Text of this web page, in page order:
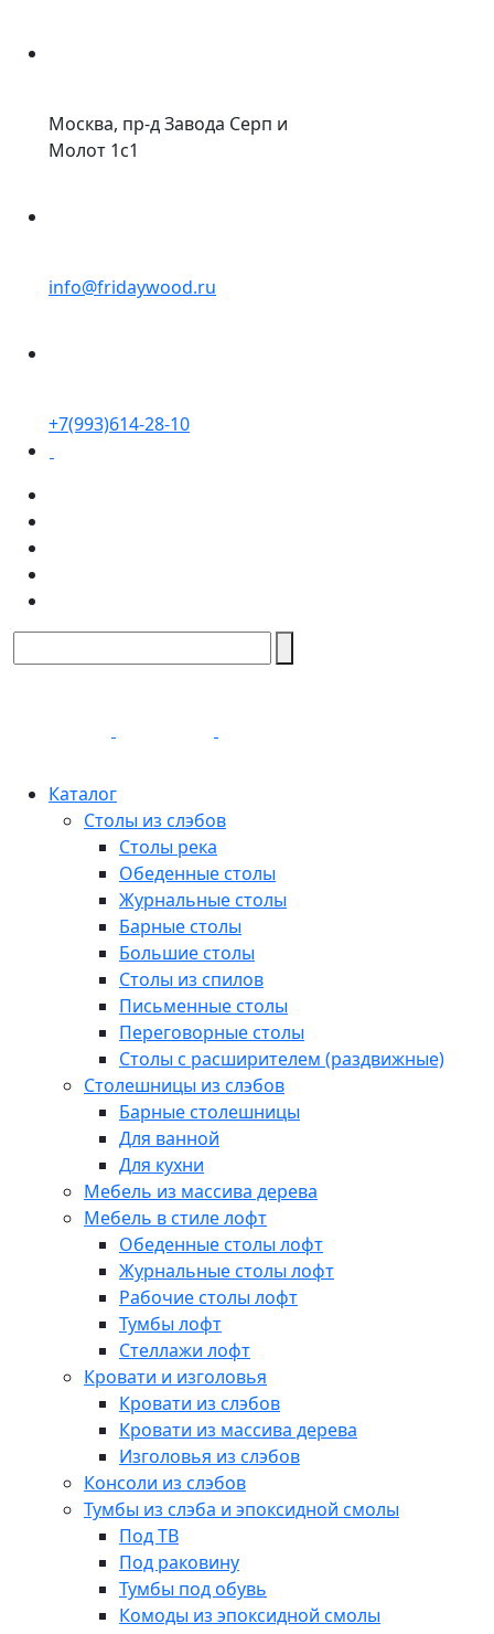
Москва, пр-д Завода Серп и
Молот 1с1
info@fridaywood.ru
+7(993)614-28-10
Каталог
Столы из слэбов
Столы река
Обеденные столы
Журнальные столы
Барные столы
Большие столы
Столы из спилов
Письменные столы
Переговорные столы
Столы с расширителем (раздвижные)
Столешницы из слэбов
Барные столешницы
Для ванной
Для кухни
Мебель из массива дерева
Мебель в стиле лофт
Обеденные столы лофт
Журнальные столы лофт
Рабочие столы лофт
Тумбы лофт
Стеллажи лофт
Кровати и изголовья
Кровати из слэбов
Кровати из массива дерева
Изголовья из слэбов
Консоли из слэбов
Тумбы из слэба и эпоксидной смолы
Под ТВ
Под раковину
Тумбы под обувь
Комоды из эпоксидной смолы